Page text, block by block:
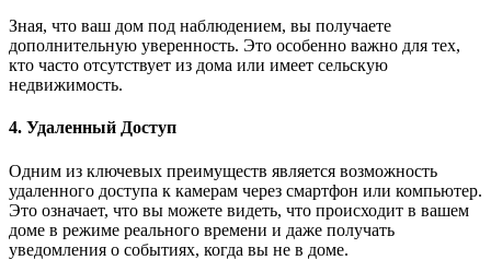
Зная, что ваш дом под наблюдением, вы получаете
дополнительную уверенность. Это особенно важно для тех,
кто часто отсутствует из дома или имеет сельскую
недвижимость.
4. Удаленный Доступ
Одним из ключевых преимуществ является возможность
удаленного доступа к камерам через смартфон или компьютер.
Это означает, что вы можете видеть, что происходит в вашем
доме в режиме реального времени и даже получать
уведомления о событиях, когда вы не в доме.